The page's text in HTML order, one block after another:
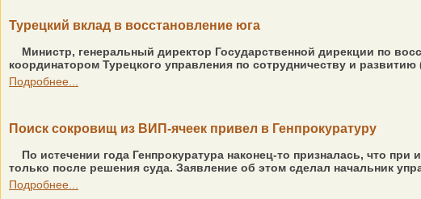
Турецкий вклад в восстановление юга
Министр, генеральный директор Государственной дирекции по
координатором Турецкого управления по сотрудничеству и
Подробнее...
Поиск сокровищ из ВИП-ячеек привел в Генпрокуратуру
По истечении года Генпрокуратура наконец-то призналась, что
только после решения суда. Заявление об этом сделал начальник
Подробнее...